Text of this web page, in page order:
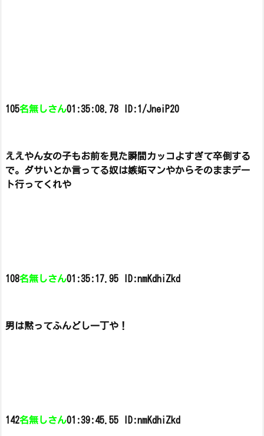
105名無しさん01:35:08.78 ID:1/JneiP20
ええやん女の子もお前を見た瞬間カッコよすぎて卒倒する
で。 ダサいとか言ってる奴は嫉妬マンやからそのままデー
ト行ってくれや
108名無しさん01:35:17.95 ID:nmKdhiZkd
男は黙ってふんどし一丁や！
142名無しさん01:39:45.55 ID:nmKdhiZkd